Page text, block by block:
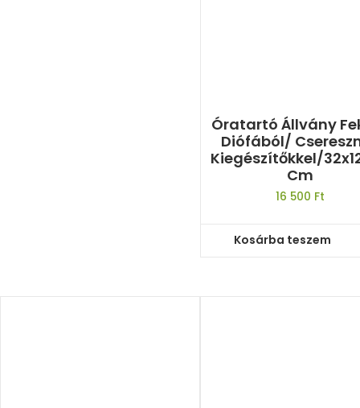
Óratartó Állvány
Diófából/
Kiegészítőkkel/
Cm
16 500 Ft
Kosárba teszem